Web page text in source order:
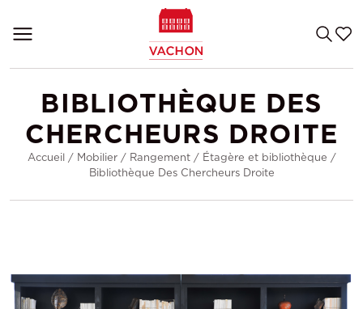
BIBLIOTHÈQUE DES
CHERCHEURS DROITE
Accueil / Mobilier/ Rangement/ Étagère et bibliothèque /
Bibliothèque Des Chercheurs Droite